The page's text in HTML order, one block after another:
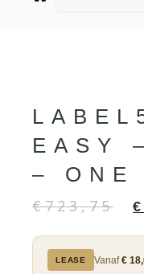
EASY
– ONE
€723,75 €
LEASE Vanaf€